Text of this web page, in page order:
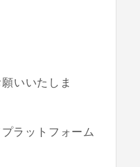
いいたしま
ラットフォーム